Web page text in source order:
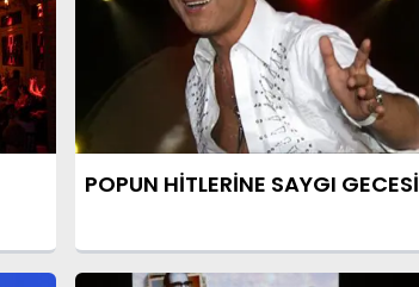
POPUN HİTLERİNE SAYGI GECESİ